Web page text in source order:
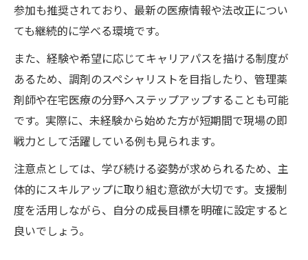
参加も推奨されており、最新の医療情報や法改正につい
ても継続的に学べる環境です。
また、経験や希望に応じてキャリアパスを描ける制度が
あるため、調剤のスペシャリストを目指したり、管理薬
剤師や在宅医療の分野へステップアップすることも可能
です。実際に、未経験から始めた方が短期間で現場の即
戦力として活躍している例も見られます。
注意点としては、学び続ける姿勢が求められるため、主
体的にスキルアップに取り組む意欲が大切です。支援制
度を活用しながら、自分の成長目標を明確に設定すると
良いでしょう。